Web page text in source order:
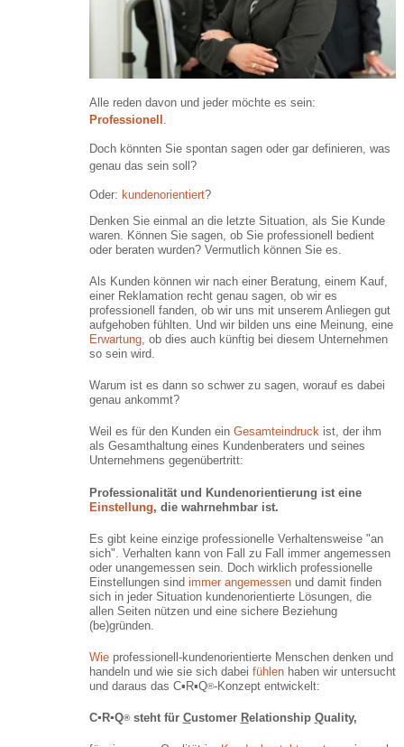
C▪R▪Q®-Anfrageformular
-Downloads
C▪R▪Q®-Kontakt 0651 99 90 900
Impressum
Datenschutz/Haftung
E-Mail an Webmaster
Alle reden davon und jeder möchte es sein:
Professionell .
Doch könnten Sie spontan sagen oder gar definieren, was
genau das sein soll?
Oder: kundenorientiert?
Denken Sie einmal an die letzte Situation, als Sie Kunde
waren. Können Sie sagen, ob Sie professionell bedient
oder beraten wurden? Vermutlich können Sie es.
Als Kunden können wir nach einer Beratung, einem Kauf,
einer Reklamation recht genau sagen, ob wir es
professionell fanden, ob wir uns mit unserem Anliegen gut
aufgehoben fühlten. Und wir bilden uns eine Meinung, eine
Erwartung, ob dies auch künftig bei diesem Unternehmen
so sein wird.
Warum ist es dann so schwer zu sagen, worauf es dabei
genau ankommt?
Weil es für den Kunden ein Gesamteindruckist, der ihm
als Gesamthaltung eines Kundenberaters und seines
Unternehmens gegenübertritt:
Professionalität und Kundenorientierung ist eine
Einstellung, die wahrnehmbar ist.
Es gibt keine einzige professionelle Verhaltensweise "an
sich". Verhalten kann von Fall zu Fall immer angemessen
oder unangemessen sein. Doch wirklich professionelle
Einstellungen sind immer angemessenund damit finden
sich in jeder Situation kundenorientierte Lösungen, die
allen Seiten nützen und eine sichere Beziehung
(be)gründen.
Wieprofessionell-kundenorientierte Menschen denken und
handeln und wie sie sich dabei fühlenhaben wir untersucht
und daraus das C▪R▪Q®-Konzept entwickelt:
C▪R▪Q® steht für Customer Relationship Quality,